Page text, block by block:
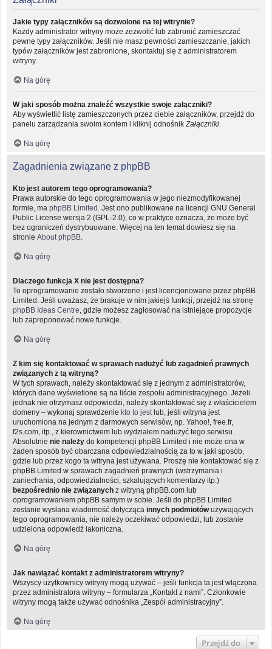
Jakie typy załączników są dozwolone na tej witrynie?
Każdy administrator witryny może zezwolić lub zabronić zamieszczać
pewne typy załączników. Jeśli nie masz pewności zamieszczanie, jakich
typów załączników jest zabronione, skontaktuj się z administratorem
witryny.
Na górę
W jaki sposób można znaleźć wszystkie swoje załączniki?
Aby wyświetlić listę zamieszczonych przez ciebie załączników, przejdź do
panelu zarządzania swoim kontem i kliknij odnośnik Załączniki
Na górę
Zagadnienia związane z phpBB
Kto jest autorem tego oprogramowania?
Prawa autorskie do tego oprogramowania w jego niezmodyfikowanej
formie, ma phpBB Limited . Jest ono publikowane na licencji GNU General
Public License wersja 2 (GPL-2.0), co w praktyce oznacza, że może być
bez ograniczeń dystrybuowane. Więcej na ten temat dowiesz się na
stronie About phpBB
Na górę
Dlaczego funkcja X nie jest dostępna?
To oprogramowanie zostało stworzone i jest licencjonowane przez phpBB
Limited. Jeśli uważasz, że brakuje w nim jakiejś funkcji, przejdź na stronę
phpBB Ideas Centre , gdzie możesz zagłosować na istniejące propozycje
lub zaproponować nowe funkcje.
Na górę
Z kim się kontaktować w sprawach nadużyć lub zagadnień prawnych
związanych z tą witryną?
W tych sprawach, należy skontaktować się z jednym z administratorów,
których dane wyświetlone są na liście zespołu administracyjnego. Jeżeli
jednak nie otrzymasz odpowiedzi, należy skontaktować się z właścicielem
domeny – wykonaj sprawdzenie kto to jest lub, jeśli witryna jest
uruchomiona na jednym z darmowych serwisów, np. Yahoo!, free.fr,
f2s.com, itp., z kierownictwem lub wydziałem nadużyć tego serwisu.
Absolutnie nie należy do kompetencji phpBB Limited i nie może ona w
żaden sposób być obarczana odpowiedzialnością za to w jaki sposób,
gdzie lub przez kogo ta witryna jest używana. Proszę nie kontaktować się z
phpBB Limited w sprawach zagadnień prawnych (wstrzymania i
zaniechania, odpowiedzialności, szkalujących komentarzy itp.)
bezpośrednio nie związanych z witryną phpBB.com lub
oprogramowaniem phpBB samym w sobie. Jeśli do phpBB Limited
zostanie wysłana wiadomość dotycząca innych podmiotówużywających
tego oprogramowania, nie należy oczekiwać odpowiedzi, lub zostanie
udzielona odpowiedź lakoniczna.
Na górę
Jak nawiązać kontakt z administratorem witryny?
Wszyscy użytkownicy witryny mogą używać – jeśli funkcja ta jest włączona
przez administratora witryny – formularza „Kontakt z nami”. Członkowie
witryny mogą także używać odnośnika „Zespół administracyjny”.
Na górę
Przejdź do